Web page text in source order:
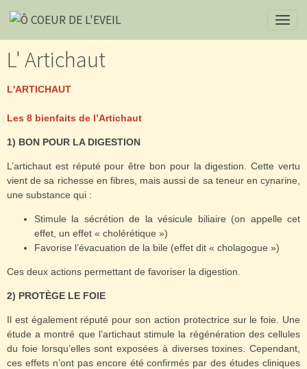
L' Artichaut
L'ARTICHAUT
Les 8 bienfaits de l’Artichaut
1) BON POUR LA DIGESTION
L’artichaut est réputé pour être bon pour la digestion. Cette vertu
vient de sa richesse en fibres, mais aussi de sa teneur en cynarine,
une substance qui :
Stimule la sécrétion de la vésicule biliaire (on appelle cet
effet, un effet « cholérétique »)
Favorise l’évacuation de la bile (effet dit « cholagogue »)
Ces deux actions permettant de favoriser la digestion.
2) PROTÈGE LE FOIE
Il est également réputé pour son action protectrice sur le foie. Une
étude a montré que l’artichaut stimule la régénération des cellules
du foie lorsqu’elles sont exposées à diverses toxines. Cependant,
ces effets n’ont pas encore été confirmés par des études cliniques